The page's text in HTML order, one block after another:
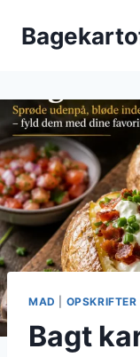
MAD OPSKRIFTER
Bagt